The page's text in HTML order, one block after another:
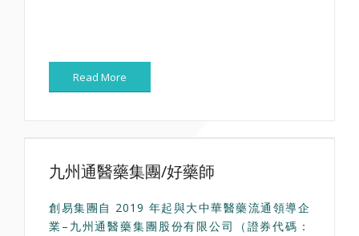
Read More
九州通醫藥集團/好藥師
創易集團自 2019 年起與大中華醫藥流通領導企
業–九州通醫藥集團股份有限公司（證券代碼：